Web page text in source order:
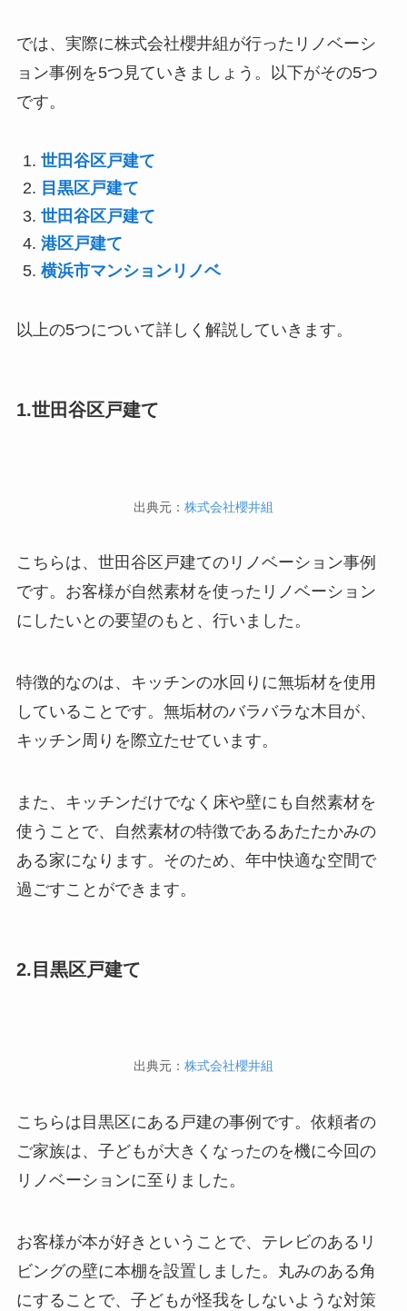
では、実際に株式会社櫻井組が行ったリノベーシ
ョン事例を5つ見ていきましょう。以下がその5つ
です。
世田谷区戸建て
目黒区戸建て
世田谷区戸建て
港区戸建て
横浜市マンションリノベ
以上の5つについて詳しく解説していきます。
1.世田谷区戸建て
出典元： 株式会社櫻井組
こちらは、世田谷区戸建てのリノベーション事例
です。お客様が自然素材を使ったリノベーション
にしたいとの要望のもと、行いました。
特徴的なのは、キッチンの水回りに無垢材を使用
していることです。無垢材のバラバラな木目が、
キッチン周りを際立たせています。
また、キッチンだけでなく床や壁にも自然素材を
使うことで、自然素材の特徴であるあたたかみの
ある家になります。そのため、年中快適な空間で
過ごすことができます。
2.目黒区戸建て
出典元： 株式会社櫻井組
こちらは目黒区にある戸建の事例です。依頼者の
ご家族は、子どもが大きくなったのを機に今回の
リノベーションに至りました。
お客様が本が好きということで、テレビのあるリ
ビングの壁に本棚を設置しました。丸みのある角
にすることで、子どもが怪我をしないような対策